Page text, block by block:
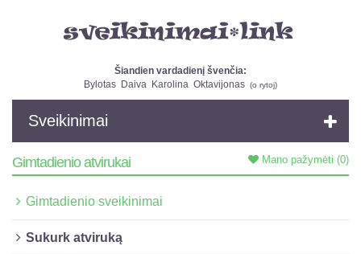
Šiandien vardadienį švenčia:
Bylotas Daiva Karolina Oktavijonas (o rytoj)
Sveikinimai
Mano pažymėti (0)
Gimtadienio atvirukai
Gimtadienio sveikinimai
Sukurk atviruką